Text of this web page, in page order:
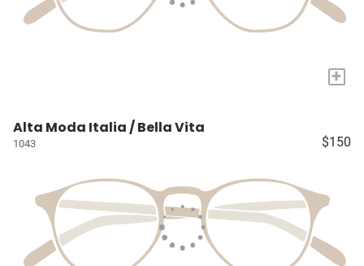
+
Alta Moda Italia / Bella Vita
1043 $150